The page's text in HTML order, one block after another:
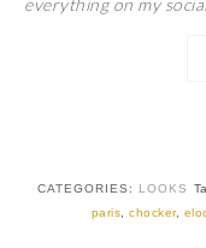
CATEGORIES: LOOKS
paris
chocker,